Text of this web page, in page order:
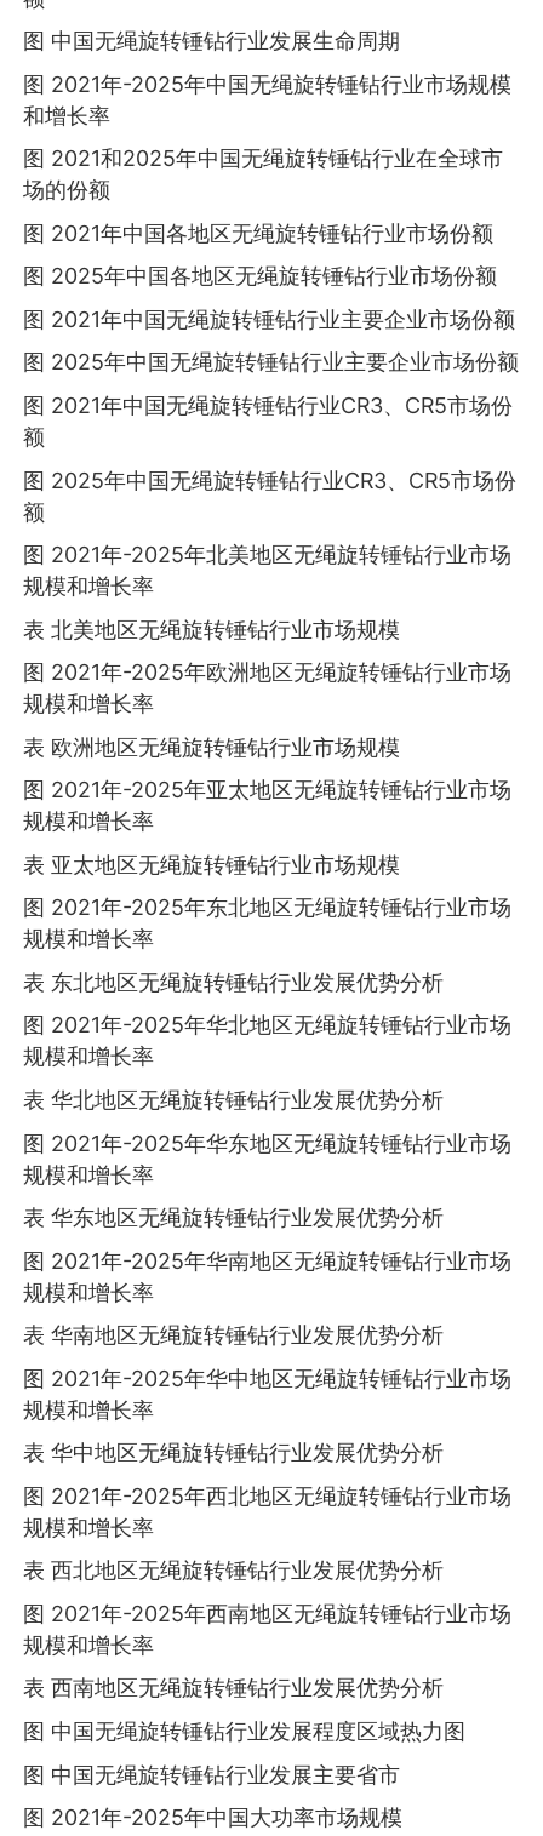
图 中国无绳旋转锤钻行业发展生命周期
图 2021年-2025年中国无绳旋转锤钻行业市场规模
和增长率
图 2021和2025年中国无绳旋转锤钻行业在全球市
场的份额
图 2021年中国各地区无绳旋转锤钻行业市场份额
图 2025年中国各地区无绳旋转锤钻行业市场份额
图 2021年中国无绳旋转锤钻行业主要企业市场份额
图 2025年中国无绳旋转锤钻行业主要企业市场份额
图 2021年中国无绳旋转锤钻行业CR3、CR5市场份
额
图 2025年中国无绳旋转锤钻行业CR3、CR5市场份
额
图 2021年-2025年北美地区无绳旋转锤钻行业市场
规模和增长率
表 北美地区无绳旋转锤钻行业市场规模
图 2021年-2025年欧洲地区无绳旋转锤钻行业市场
规模和增长率
表 欧洲地区无绳旋转锤钻行业市场规模
图 2021年-2025年亚太地区无绳旋转锤钻行业市场
规模和增长率
表 亚太地区无绳旋转锤钻行业市场规模
图 2021年-2025年东北地区无绳旋转锤钻行业市场
规模和增长率
表 东北地区无绳旋转锤钻行业发展优势分析
图 2021年-2025年华北地区无绳旋转锤钻行业市场
规模和增长率
表 华北地区无绳旋转锤钻行业发展优势分析
图 2021年-2025年华东地区无绳旋转锤钻行业市场
规模和增长率
表 华东地区无绳旋转锤钻行业发展优势分析
图 2021年-2025年华南地区无绳旋转锤钻行业市场
规模和增长率
表 华南地区无绳旋转锤钻行业发展优势分析
图 2021年-2025年华中地区无绳旋转锤钻行业市场
规模和增长率
表 华中地区无绳旋转锤钻行业发展优势分析
图 2021年-2025年西北地区无绳旋转锤钻行业市场
规模和增长率
表 西北地区无绳旋转锤钻行业发展优势分析
图 2021年-2025年西南地区无绳旋转锤钻行业市场
规模和增长率
表 西南地区无绳旋转锤钻行业发展优势分析
图 中国无绳旋转锤钻行业发展程度区域热力图
图 中国无绳旋转锤钻行业发展主要省市
图 2021年-2025年中国大功率市场规模